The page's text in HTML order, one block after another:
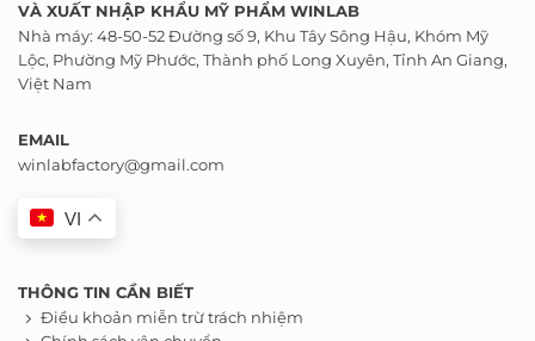
VÀ XUẤT NHẬP KHẨU MỸ PHẨM WINLAB
Nhà máy: 48-50-52 Đường số 9, Khu Tây Sông Hậu, Khóm Mỹ
Lộc, Phường Mỹ Phước, Thành phố Long Xuyên, Tỉnh An Giang,
Việt Nam
EMAIL
winlabfactory@gmail.com
VI
THÔNG TIN CẦN BIẾT
Điều khoản miễn trừ trách nhiệm